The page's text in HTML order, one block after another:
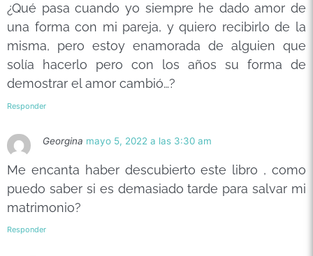
¿Qué pasa cuando yo siempre he dado amor de
una forma con mi pareja, y quiero recibirlo de la
misma, pero estoy enamorada de alguien que
solía hacerlo pero con los años su forma de
demostrar el amor cambió…?
Responder
Georgina mayo 5, 2022 a las 3:30 am
Me encanta haber descubierto este libro , como
puedo saber si es demasiado tarde para salvar mi
matrimonio?
Responder